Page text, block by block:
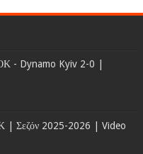
- Dynamo Kyiv 2-0 |
| Σεζόν 2025-2026 | Video